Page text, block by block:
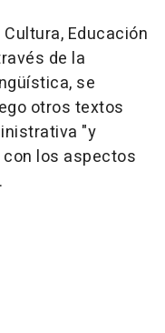
Educación
de la
se
otros textos
"y
los aspectos